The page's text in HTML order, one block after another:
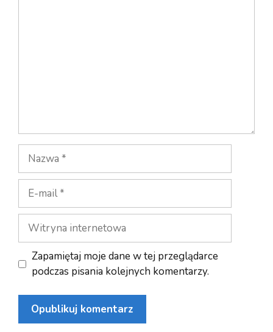
Nazwa
mail
Witryna
internetowa
Zapamiętaj moje dane w tej przeglądarce
podczas pisania kolejnych komentarzy.